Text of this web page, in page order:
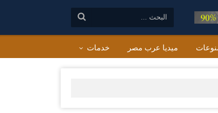
ميديا عرب مصر خدمات